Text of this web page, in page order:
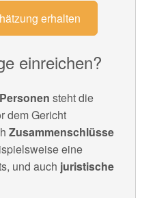
erhalten
einreichen?
steht die
dem Gericht
Zusammenschlüsse
eine
und auch juristische